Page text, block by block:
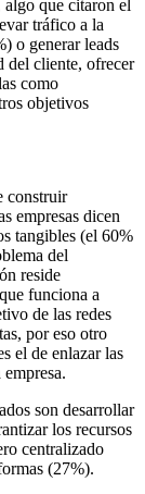
algo que citaron el
tráfico a la
o generar leads
del cliente, ofrecer
como
objetivos
construir
empresas dicen
tangibles (el 60%
del
reside
funciona a
de las redes
por eso otro
el de enlazar las
son desarrollar
los recursos
centralizado
(27%).